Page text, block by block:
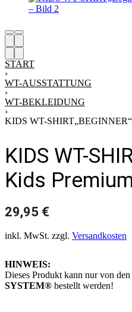
START
›
WT-AUSSTATTUNG
›
WT-BEKLEIDUNG
›
KIDS WT-
KIDS WT-
Kids
29,95 €
inkl. MwSt. zzgl. Versandkosten
HINWEIS:
Dieses Produkt kann nur von den
SYSTEM® bestellt werden!